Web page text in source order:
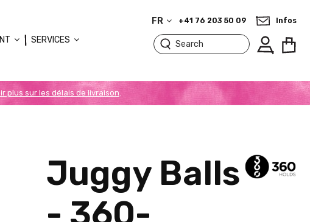
SERVICES
FR +41 76 203 50 09 Infos
plus sur les délais de livraison.
Juggy Balls